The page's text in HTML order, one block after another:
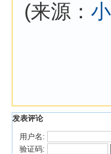
(来源：
发表评论
用户名:
验证码: